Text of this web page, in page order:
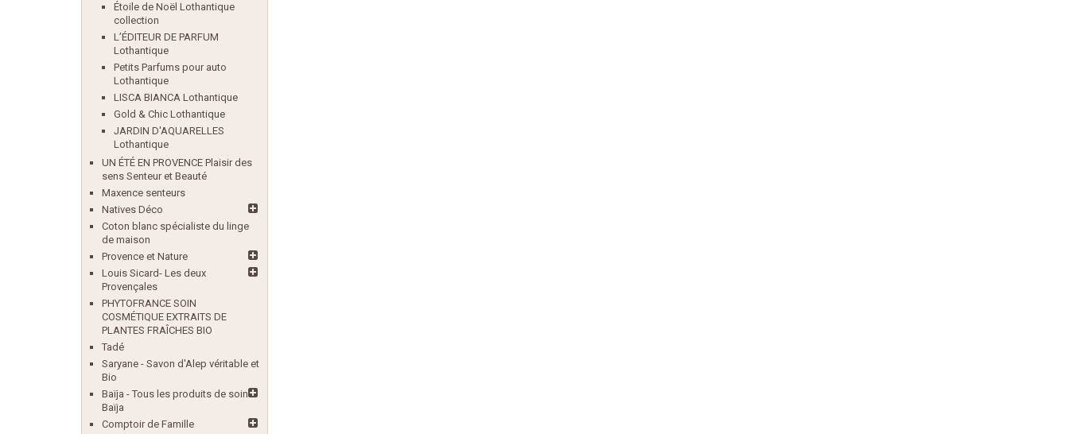
Étoile de Noël Lothantique
collection
L’ÉDITEUR DE PARFUM
Lothantique
Petits Parfums pour auto
Lothantique
LISCA BIANCA Lothantique
Gold & Chic Lothantique
JARDIN D'AQUARELLES
Lothantique
UN ÉTÉ EN PROVENCE Plaisir des
sens Senteur et Beauté
Maxence senteurs
Natives Déco
Coton blanc spécialiste du linge
de maison
Provence et Nature
Louis Sicard- Les deux
Provençales
PHYTOFRANCE SOIN
COSMÉTIQUE EXTRAITS DE
PLANTES FRAÎCHES BIO
Tadé
Saryane - Savon d'Alep véritable et
Bio
Baïja - Tous les produits de soin
Baïja
Comptoir de Famille